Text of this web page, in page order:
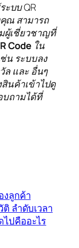
บบ QR
ณ สามารถ
ผู้เชี่ยวชาญที่
Code ใน
น ระบบลง
ล และ อื่นๆ
นค้าเข้าไปดู
บถามได้ที่
ลูกค้า
ลำดับเวลา
ปคืออะไร